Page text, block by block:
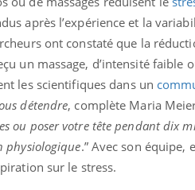
après l’expérience et la
ont constaté que la
un massage, d’intensité faible
les scientifiques dans un
détendre, complète Maria
ou poser votre tête pendant dix
physiologique.” Avec son équipe,
sur le stress.